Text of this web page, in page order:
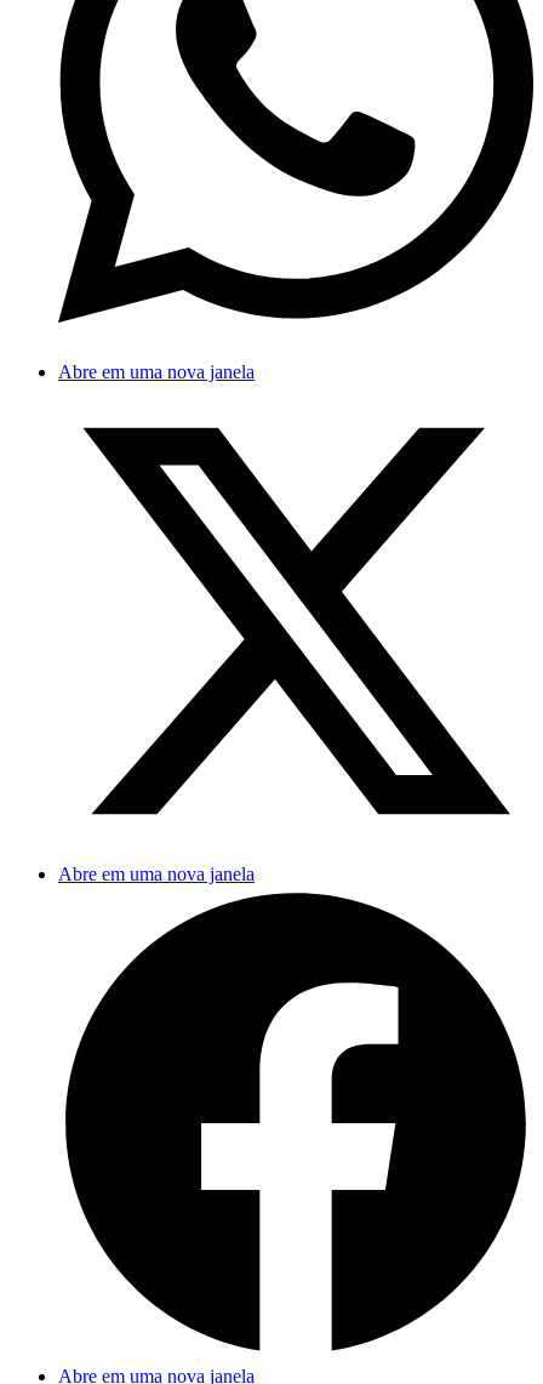
Abre em uma nova janela
Abre em uma nova janela
Abre em uma nova janela